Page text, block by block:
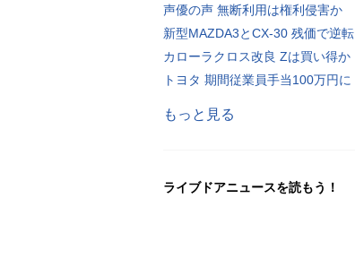
声優の声 無断利用は権利侵害か
新型MAZDA3とCX-30 残価で逆転
カローラクロス改良 Zは買い得か
トヨタ 期間従業員手当100万円に
もっと見る
ライブドアニュースを読もう！